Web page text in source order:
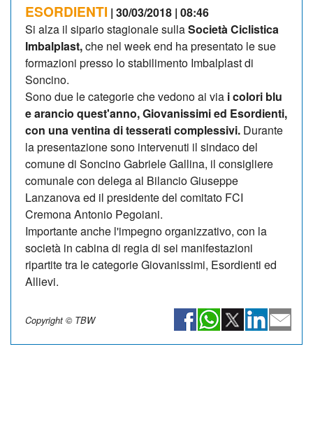
ESORDIENTI | 30/03/2018 | 08:46
Si alza il sipario stagionale sullaSocietà Ciclistica
Imbalplast,che nel week end ha presentato le sue
formazioni presso lo stabilimento Imbalplast di
Soncino.
Sono due le categorie che vedono ai via i colori blu
e arancio quest'anno, Giovanissimi ed Esordienti,
con una ventina di tesserati complessivi. Durante
la presentazione sono intervenuti il sindaco del
comune di Soncino Gabriele Gallina, il consigliere
comunale con delega al Bilancio Giuseppe
Lanzanova ed il presidente del comitato FCI
Cremona Antonio Pegoiani.
Importante anche l'impegno organizzativo, con la
società in cabina di regia di sei manifestazioni
ripartite tra le categorie Giovanissimi, Esordienti ed
Allievi.
Copyright © TBW